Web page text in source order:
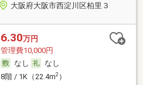
大阪府大阪市西淀川区柏里３
6.30万円
管理費10,000円
なし
なし
8階 / 1K（22.4m2）